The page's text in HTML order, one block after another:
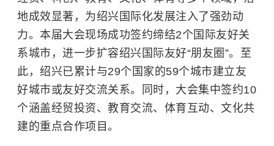
地成效显著，为绍兴国际化发展注入了强劲动
力。本届大会现场成功签约缔结2个国际友好关
系城市，进一步扩容绍兴国际友好“朋友圈”。至
此，绍兴已累计与29个国家的59个城市建立友
好城市或友好交流关系。同时，大会集中签约10
个涵盖经贸投资、教育交流、体育互动、文化共
建的重点合作项目。